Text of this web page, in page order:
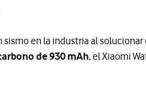
en la industria al
de 930 mAh, el Xiaomi